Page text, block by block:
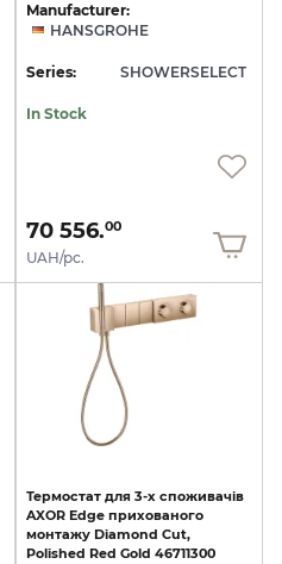
Manufacturer:
HANSGROHE
Series: SHOWERSELECT
In Stock
70 556.00
UAH/pc.
Термостат для 3-х споживачів
AXOR Edge прихованого
монтажу Diamond Cut,
Polished Red Gold 46711300